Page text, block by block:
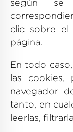
según
clic sobre
página.
En todo
las cookies,
navegador
tanto, en
leerlas,